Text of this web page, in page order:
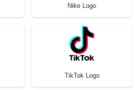
Nike Logo
TikTok Logo